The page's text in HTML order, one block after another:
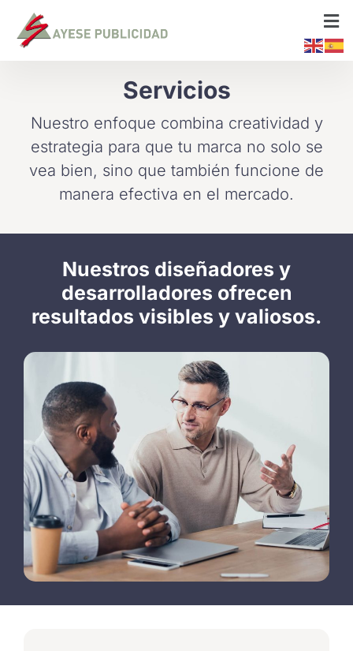
Servicios
Nuestro enfoque combina creatividad y
estrategia para que tu marca no solo se
vea bien, sino que también funcione de
manera efectiva en el mercado.
Nuestros diseñadores y
desarrolladores ofrecen
resultados visibles y valiosos.